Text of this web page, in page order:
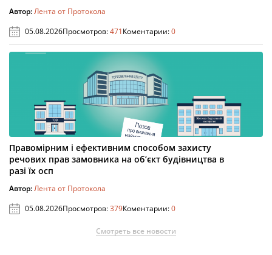
Автор:Лента от Протокола
05.08.2026Просмотров:471Коментарии:0
Правомірним і ефективним способом захисту
речових прав замовника на об’єкт будівництва в
разі їх осп
Автор:Лента от Протокола
05.08.2026Просмотров:379Коментарии:0
Смотреть все новости